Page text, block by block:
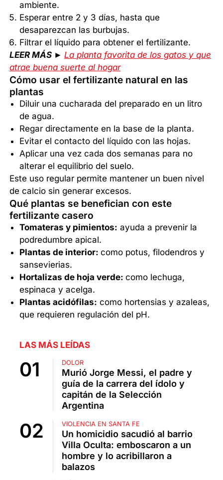
ambiente.
Esperar entre 2 y 3 días, hasta que
desaparezcan las burbujas.
Filtrar el líquido para obtener el fertilizante.
LEER MÁS ►La planta favorita de los gatos y que
atrae buena suerte al hogar
Cómo usar el fertilizante natural en las
plantas
Diluir una cucharada del preparado en un litro
de agua.
Regar directamente en la base de la planta.
Evitar el contacto del líquido con las hojas.
Aplicar una vez cada dos semanas para no
alterar el equilibrio del suelo.
Este uso regular permite mantener un buen nivel
de calcio sin generar excesos.
Qué plantas se benefician con este
fertilizante casero
Tomateras y pimientos: ayuda a prevenir la
podredumbre apical.
Plantas de interior:como potus, filodendros y
sansevierias.
Hortalizas de hoja verde:como lechuga,
espinaca y acelga.
Plantas acidófilas: como hortensias y azaleas,
que requieren regulación del pH.
LAS MÁS LEÍDAS
DOLOR
Murió Jorge Messi, el padre y
guía de la carrera del ídolo y
capitán de la Selección
Argentina
VIOLENCIA EN SANTA FE
Un homicidio sacudió al barrio
Villa Oculta: emboscaron a un
hombre y lo acribillaron a
balazos